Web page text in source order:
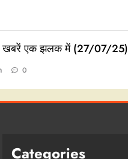
खबरें एक झलक में (27/07/25)
0
Categories